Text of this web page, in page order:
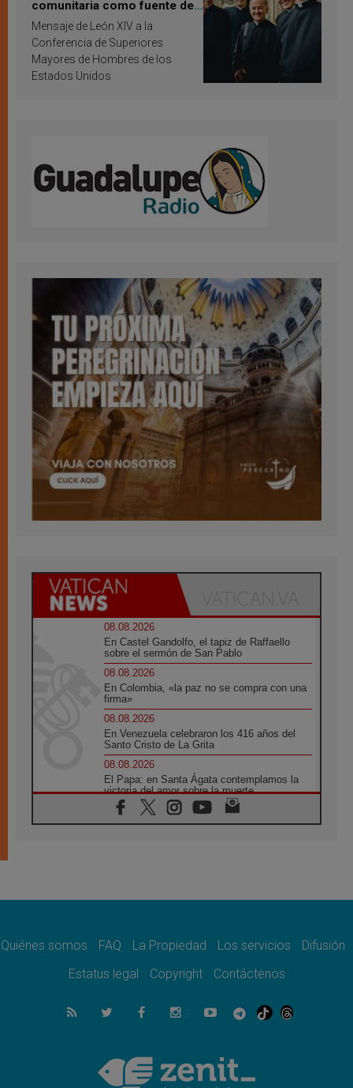
comunitaria como fuente de
inspiración y santificación
Mensaje de León XIV a la
Conferencia de Superiores
Mayores de Hombres de los
Estados Unidos
08.08.2026
En Castel Gandolfo, el tapiz de Raffaello
sobre el sermón de San Pablo
08.08.2026
En Colombia, «la paz no se compra con una
firma»
08.08.2026
En Venezuela celebraron los 416 años del
Santo Cristo de La Grita
08.08.2026
El Papa: en Santa Ágata contemplamos la
victoria del amor sobre la muerte
08.08.2026
León XIV visitará el Santuario de la Madre
07.08.2026
07.08.2026
el compromiso del cristiano"
La matanza de niños en Gaza no cesa: 300
muertos en 300 días
Tagle: La guerra desfigura el mundo, solo la
revelación de Dios lo transfigura
Quiénes somos FAQ La Propiedad Los servicios
Difusión
Estatus legal
Copyright Contáctenos